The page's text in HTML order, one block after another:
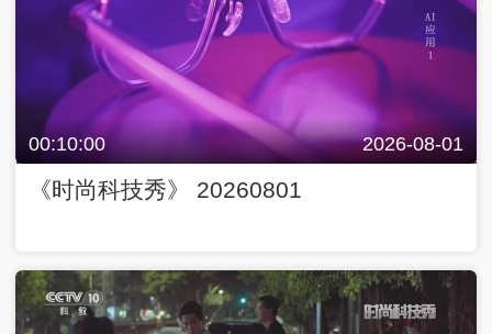
00:10:00 2026-08-01
《时尚科技秀》 20260801